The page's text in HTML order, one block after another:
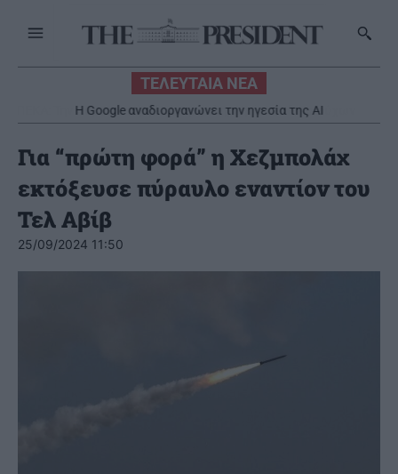
ΤΕΛΕΥΤΑΙΑ ΝΕΑ
H Google αναδιοργανώνει την ηγεσία της AI
Για “πρώτη φορά” η Χεζμπολάχ
εκτόξευσε πύραυλο εναντίον του
Τελ Αβίβ
25/09/2024 11:50